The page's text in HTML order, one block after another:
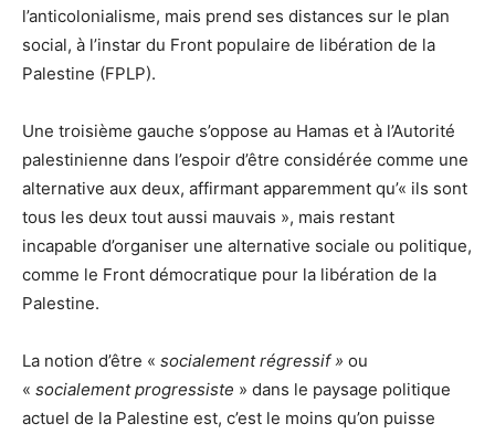
l’anticolonialisme, mais prend ses distances sur le plan
social, à l’instar du Front populaire de libération de la
Palestine (FPLP).
Une troisième gauche s’oppose au Hamas et à l’Autorité
palestinienne dans l’espoir d’être considérée comme une
alternative aux deux, affirmant apparemment qu’« ils sont
tous les deux tout aussi mauvais », mais restant
incapable d’organiser une alternative sociale ou politique,
comme le Front démocratique pour la libération de la
Palestine.
La notion d’être « socialement régressif » ou
« socialement progressiste » dans le paysage politique
actuel de la Palestine est, c’est le moins qu’on puisse